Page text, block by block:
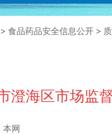
> 食品药品安全信息公开 >
澄海区市场监
本网